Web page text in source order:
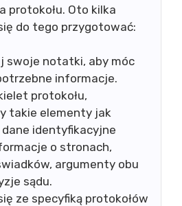
protokołu. Oto kilka
do tego przygotować:
swoje notatki, aby móc
informacje.
protokołu,
takie elementy jak
dane identyfikacyjne
o stronach,
argumenty obu
sądu.
ze specyfiką protokołów